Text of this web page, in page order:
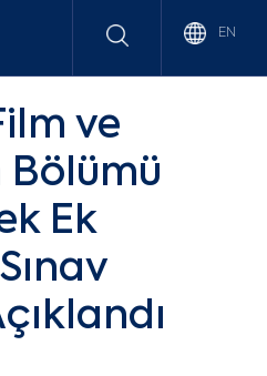
EN
ve
Bölümü
Ek